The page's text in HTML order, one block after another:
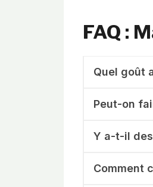
FAQ :
Quel goût
Peut-on
Y a-t-il
Comment